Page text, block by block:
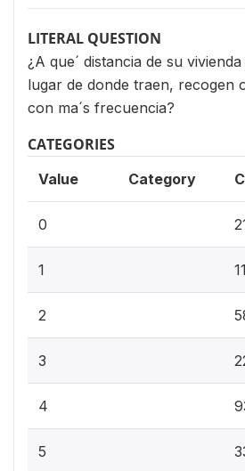
LITERAL QUESTION
¿A que´ distancia de su
lugar de donde traen, recogen
con ma´s frecuencia?
CATEGORIES
Value Category
0
1
2
3
4
5